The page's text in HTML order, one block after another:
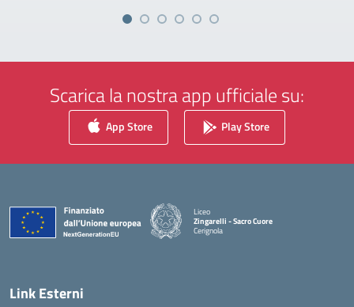
Scarica la nostra app ufficiale su:
App Store Play Store
Liceo
Zingarelli - Sacro Cuore
Cerignola
— Visita la pagina iniziale della scuola
Link Esterni